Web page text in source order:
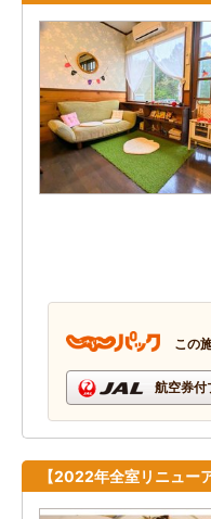
この
航空券付
【2022年全室リニュー